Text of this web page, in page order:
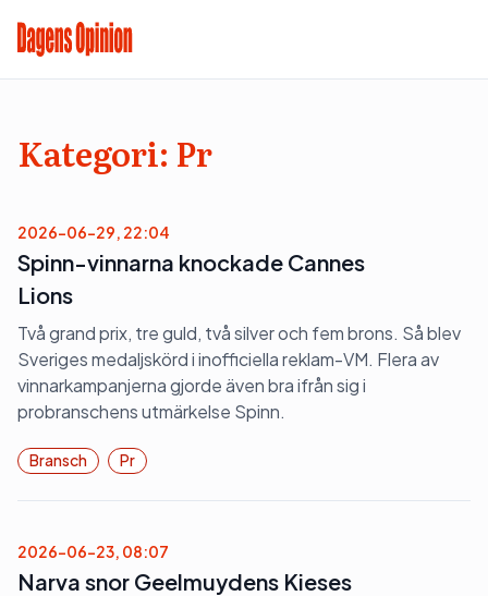
Kategori: Pr
2026-06-29, 22:04
Spinn-vinnarna knockade Cannes
Lions
Två grand prix, tre guld, två silver och fem brons. Så blev
Sveriges medaljskörd i inofficiella reklam-VM. Flera av
vinnarkampanjerna gjorde även bra ifrån sig i
probranschens utmärkelse Spinn.
Bransch Pr
2026-06-23, 08:07
Narva snor Geelmuydens Kieses